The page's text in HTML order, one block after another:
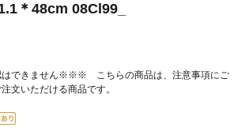
＊48cm 08Cl99_
できません※※※ こちらの商品は、注意事項にご
文いただける商品です。